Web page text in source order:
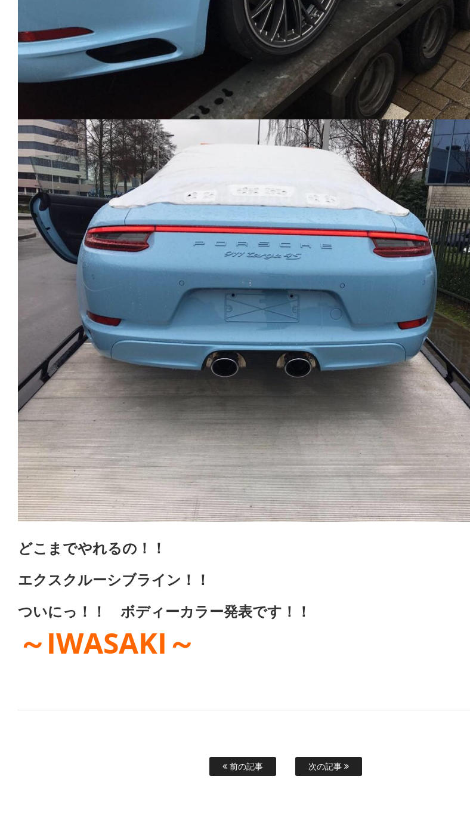
どこまでやれるの！！
エクスクルーシブライン！！
ついにっ！！ ボディーカラー発表です！！
～IWASAKI～
前の記事 次の記事